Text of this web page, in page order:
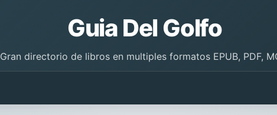
Guia Del Golfo
Gran directorio de libros en multiples formatos EPUB, PDF,